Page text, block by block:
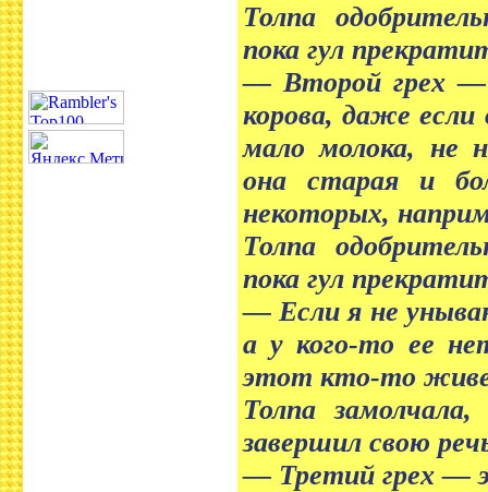
Толпа
пока гул
— Второй грех —
корова, даже
мало молока, не
она старая и
некоторых,
Толпа
пока гул
— Если я не
а у кого-то ее
этот кто-то
Толпа
завершил свою
— Третий грех —